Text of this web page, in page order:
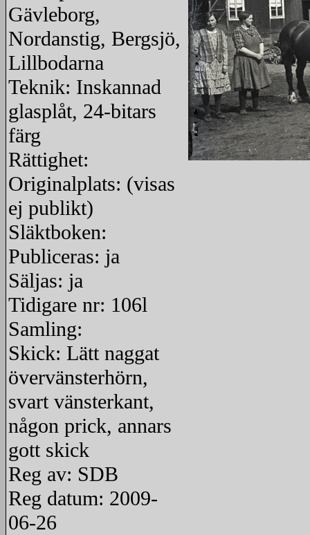
Gävleborg,
Nordanstig, Bergsjö,
Lillbodarna
Teknik: Inskannad
glasplåt, 24-bitars
färg
Rättighet:
Originalplats: (visas
ej publikt)
Släktboken:
Publiceras: ja
Säljas: ja
Tidigare nr: 106l
Samling:
Skick: Lätt naggat
övervänsterhörn,
svart vänsterkant,
någon prick, annars
gott skick
Reg av: SDB
Reg datum: 2009-
06-26